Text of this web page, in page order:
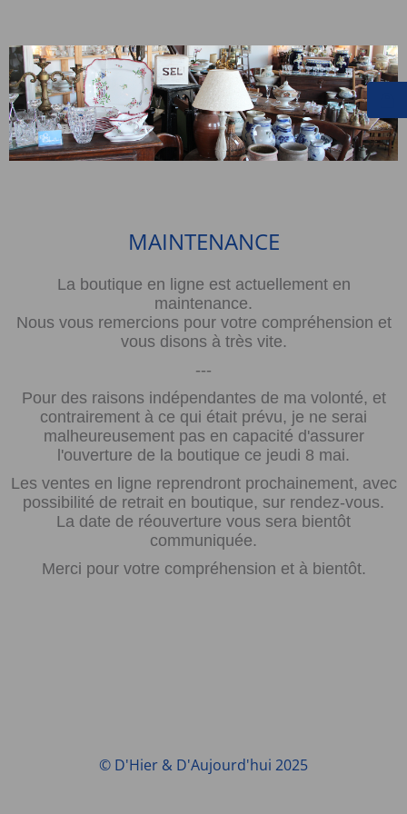
MAINTENANCE
La boutique en ligne est actuellement en
maintenance.
Nous vous remercions pour votre compréhension et
vous disons à très vite.
---
Pour des raisons indépendantes de ma volonté, et
contrairement à ce qui était prévu, je ne serai
malheureusement pas en capacité d'assurer
l'ouverture de la boutique ce jeudi 8 mai.
Les ventes en ligne reprendront prochainement, avec
possibilité de retrait en boutique, sur rendez-vous.
La date de réouverture vous sera bientôt
communiquée.
Merci pour votre compréhension et à bientôt.
© D'Hier & D'Aujourd'hui 2025